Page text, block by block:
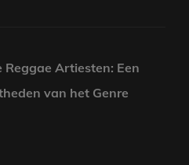
Reggae Artiesten: Een
van het Genre